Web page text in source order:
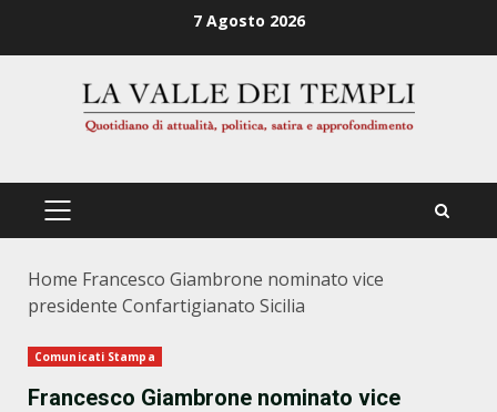
7 Agosto 2026
PRIMÄRES
Home Francesco Giambrone nominato vice
presidente Confartigianato Sicilia
Comunicati Stampa
Francesco Giambrone nominato vice